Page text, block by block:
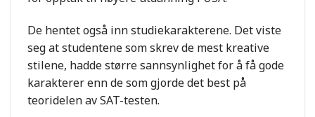
De hentet også inn studiekarakterene. Det viste
seg at studentene som skrev de mest kreative
stilene, hadde større sannsynlighet for å få gode
karakterer enn de som gjorde det best på
teoridelen av SAT-testen.